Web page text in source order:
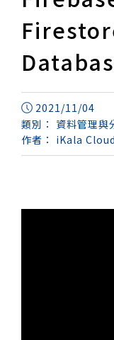
2021/11/04
類別： 資料管理與
作者： iKala Cloud